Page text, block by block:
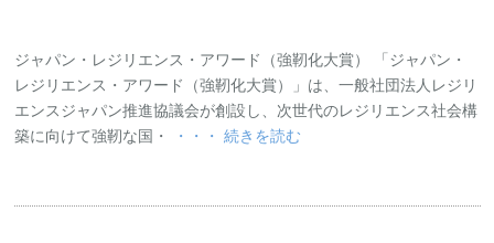
ジャパン・レジリエンス・アワード（強靭化大賞） 「ジャパン・
レジリエンス・アワード（強靭化大賞）」は、一般社団法人レジリ
エンスジャパン推進協議会が創設し、次世代のレジリエンス社会構
築に向けて強靭な国・
・・・ 続きを読む